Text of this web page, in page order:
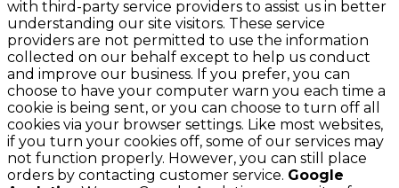
with third-party service providers to assist us in better
understanding our site visitors. These service
providers are not permitted to use the information
collected on our behalf except to help us conduct
and improve our business. If you prefer, you can
choose to have your computer warn you each time a
cookie is being sent, or you can choose to turn off all
cookies via your browser settings. Like most websites,
if you turn your cookies off, some of our services may
not function properly. However, you can still place
orders by contacting customer service. Google